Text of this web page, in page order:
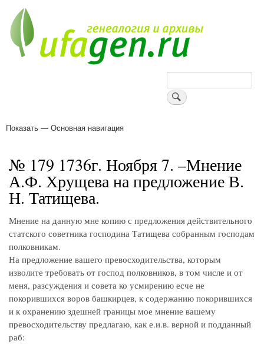
основному
содержанию
Поиск
Основная
Показать — Основная навигация
№ 179 1736г. Ноября 7. –Мнение
А.Ф. Хрущева на предложение В.
Н. Татищева.
Мнение на данную мне копию с предложения действительного
статского советника господина Татищева собранным господам
полковникам.
На предложение вашего превосходительства, которым
изволите требовать от господ полковников, в том числе и от
меня, разсуждения и совета ко усмирению есче не
покорившихся воров башкирцев, к содержанию покорившихся
и к охранению здешней границы мое мнение вашему
превосходительству предлагаю, как е.и.в. верной и подданный
раб: